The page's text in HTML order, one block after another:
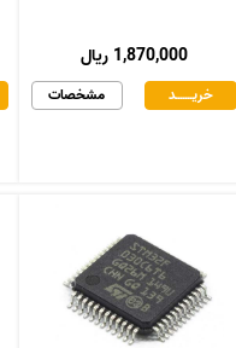
1,870,000 ریال
مشخصات خریـــــــد